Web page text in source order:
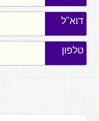
דוא"ל
טלפון